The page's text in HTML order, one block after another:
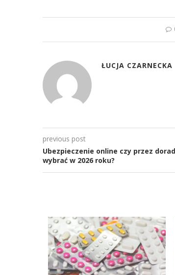
ŁUCJA CZARNECKA
previous post
Ubezpieczenie online czy przez
wybrać w 2026 roku?